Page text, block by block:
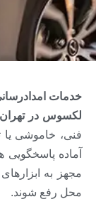
خدمات امدادرسانی ۲۴ ساعته
لکسوس در تهران
فنی، خاموشی
آماده
مجهز به ابزارهای
محل رفع شوند.